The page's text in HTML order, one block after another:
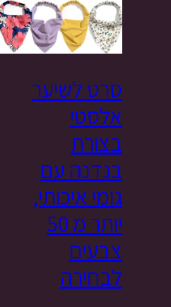
סרט לשיער
אלסטי
בצורת
בנדנה עם
גומי איכותי,
יותר מ 50
צבעים
לבחירה